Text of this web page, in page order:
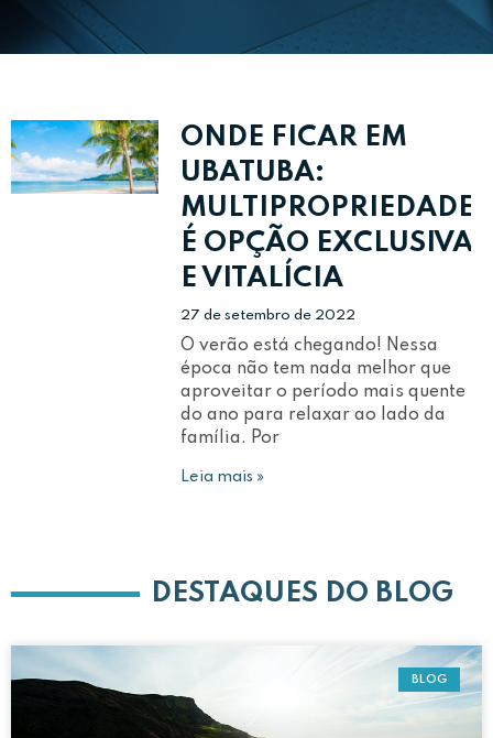
ONDE FICAR EM
UBATUBA:
MULTIPROPRIEDADE
É OPÇÃO EXCLUSIVA
E VITALÍCIA
27 de setembro de 2022
O verão está chegando! Nessa
época não tem nada melhor que
aproveitar o período mais quente
do ano para relaxar ao lado da
família. Por
Leia mais »
DESTAQUES DO BLOG
BLOG